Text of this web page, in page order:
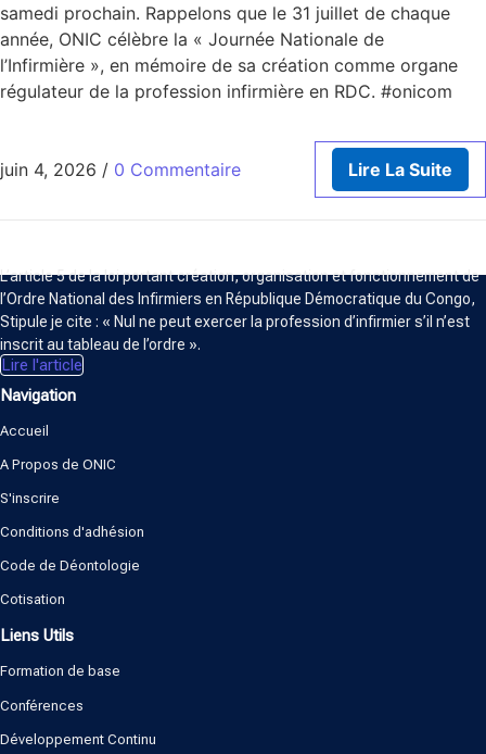
samedi prochain. Rappelons que le 31 juillet de chaque
année, ONIC célèbre la « Journée Nationale de
l’Infirmière », en mémoire de sa création comme organe
régulateur de la profession infirmière en RDC. #onicom
juin 4, 2026 / 0 Commentaire Lire La Suite
L’article 5 de la loi portant création, organisation et fonctionnement de
l’Ordre National des Infirmiers en République Démocratique du Congo,
Stipule je cite : « Nul ne peut exercer la profession d’infirmier s’il n’est
inscrit au tableau de l’ordre ».
Lire l'article
Navigation
Accueil
A Propos de ONIC
S'inscrire
Conditions d'adhésion
Code de Déontologie
Cotisation
Liens Utils
Formation de base
Conférences
Développement Continu